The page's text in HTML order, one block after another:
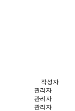
작성자
관리자
관리자
관리자